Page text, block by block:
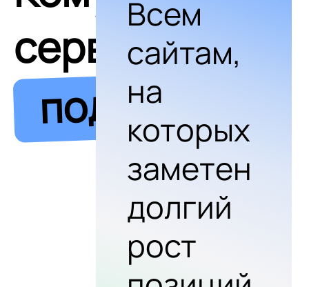
сервис
подходит
Всем
сайтам,
на
которых
заметен
долгий
рост